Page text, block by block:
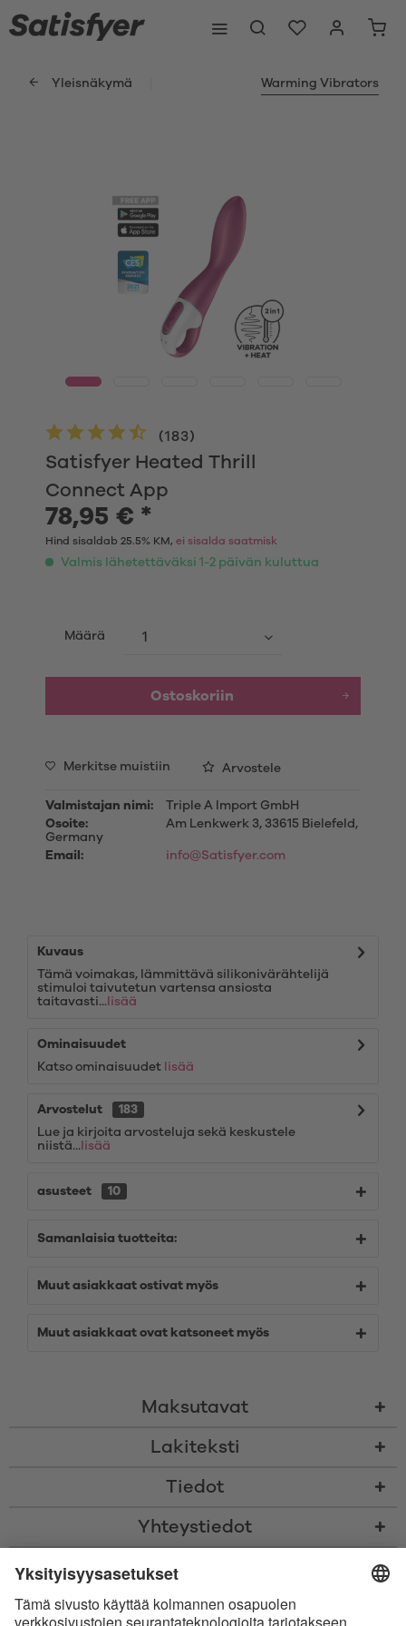
Yleisnäkymä Warming Vibrators
Satisfyer Heated Thrill
Connect App
(183)
78,95 € *
Hind sisaldab 25.5% KM, ei sisalda saatmisk
Valmis lähetettäväksi 1-2 päivän kuluttua
Määrä
Ostoskoriin
Merkitse muistiin Arvostele
Valmistajan nimi:
Triple A Import GmbH
Osoite:
Am Lenkwerk 3, 33615 Bielefeld,
Germany
Email:
info@Satisfyer.com
Kuvaus
Tämä voimakas, lämmittävä silikonivärähtelijä
stimuloi taivutetun vartensa ansiosta
taitavasti... lisää
Ominaisuudet
Katso ominaisuudet lisää
Arvostelut
183
Lue ja kirjoita arvosteluja sekä keskustele
niistä... lisää
asusteet 10
Samanlaisia tuotteita:
Muut asiakkaat ostivat myös
Muut asiakkaat ovat katsoneet myös
Maksutavat
Lakiteksti
Tiedot
Yhteystiedot
sekä
tarvittaessa postiennakkomaksut, ellei toisin ole ilmoitettu
* Bluetooth®-sanamerkki ja logot ovat Bluetooth SIG, Inc.:in omistamia